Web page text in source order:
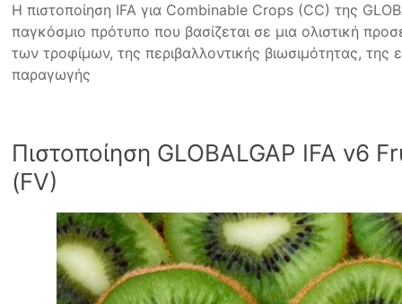
Η πιστοποίηση IFA για Combinable Crops (CC) της
παγκόσμιο πρότυπο που βασίζεται σε μια ολιστική
των τροφίμων, της περιβαλλοντικής βιωσιμότητας,
παραγωγής
Πιστοποίηση GLOBALGAP IFA v6
(FV)